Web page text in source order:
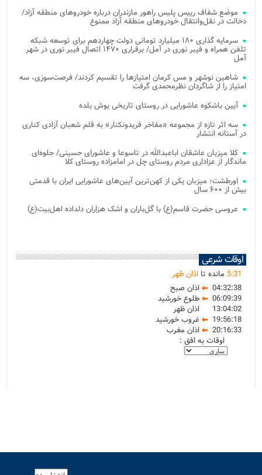
موضع شفاف رییس پلیس راهور مازندران درباره خودروهای منطقه آزاد/
دخالت در نقل‌وانتقال خودروهای منطقه آزاد ممنوع
سرمایه گذاری ۱۸۰ میلیارد تومانی دولت چهاردهم برای توسعه شبکه
تلفن همراه و فیبر نوری در آمل/ برقراری ۱۴۷۰ اتصال فیبر نوری در شهر
آمل
شاهین نوشهر و مس کرمان امتیازها را تقسیم کردند/ فرصت‌سوزی، سه
امتیاز را از شاگردان نظرمحمدی گرفت
آیین باشکوه عاشورایی در روستای تاریخی یوش بلده
سه اثر تازه از مجموعه «مفاخر فریدونکنار» به قلم شعبان آزادی کناری
در آستانه انتشار
کلا میزبان عاشقان اباعبدالله در تاسوعا و عاشورای حسینی/ جلوه‌ای
ماندگار از عزاداری مردم روستای چل در امامزاده روستای کلا
اورطشت؛ میزبان یکی از کهن‌ترین آیین‌های عاشورایی ایران با قدمتی
بیش از ۶۰۰ سال
عروسی حضرت قاسم(ع) با گل‌باران و اشک هزاران دلداده اهل‌بیت(ع)
اوقات شرعی
5:31 مانده تااذان ظهر
04:32:38
اذان صبح
06:09:39
طلوع خورشید
13:04:02
اذان ظهر
19:56:18
غروب خورشید
20:16:33
اذان مغرب
اوقات به افق :